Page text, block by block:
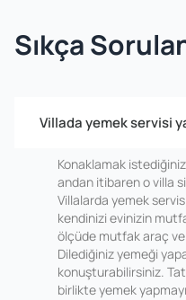
Sıkça
Villada yemek servisi
Konaklamak istediğiniz
andan itibaren o villa
Villalarda yemek
kendinizi evinizin
ölçüde mutfak araç
Dilediğiniz yemeği
konuşturabilirsiniz.
birlikte yemek